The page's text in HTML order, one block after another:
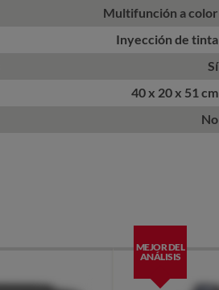
Multifunción a color
Inyección de tinta
Sí
40 x 20 x 51 cm
No
MEJOR DEL
ANÁLISIS